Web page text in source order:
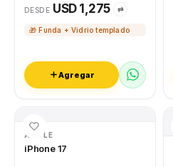
DESDE USD 1,275 ⇄
🎁 Funda + Vidrio templado
Agregar
APPLE
iPhone 17